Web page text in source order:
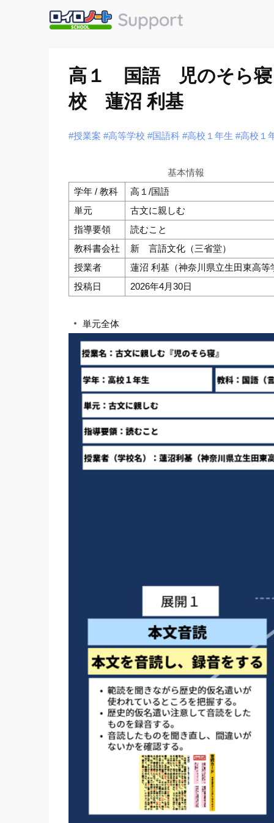
高１ 国語 児のそら寝
校 蓮沼 利基
#授業案 #高等学校 #国語科 #高校１年生 #高校１
基本情報
学年 / 教科
高１/国語
単元
古文に親しむ
指導要領
読むこと
教科書会社
新 言語文化（三省堂）
授業者
蓮沼 利基（神奈川県立生田東高等
投稿日
2026年4月30日
単元全体